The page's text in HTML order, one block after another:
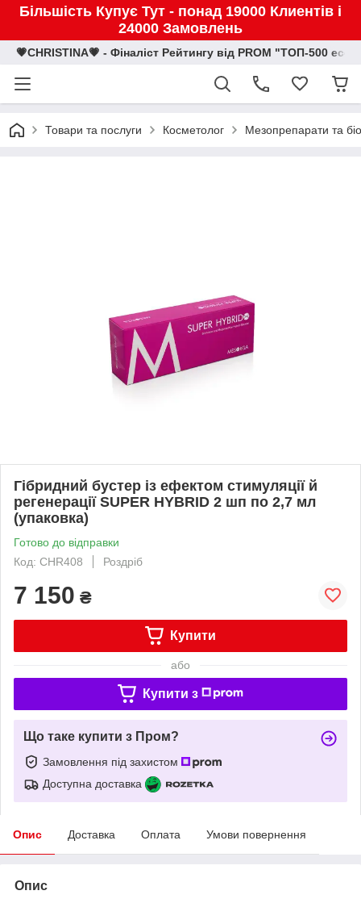
Більшість Купує Тут - понад 19000 Клиентів і
24000 Замовлень
💗CHRISTINA💗 - Фіналіст Рейтингу від PROM "ТОП-500
Товари та послуги Косметолог Мезопрепарати та
Гібридний бустер із ефектом стимуляції й
регенерації SUPER HYBRID 2 шп по 2,7 мл
(упаковка)
Готово до відправки
Код: CHR408
Роздріб
7 150 ₴
Купити
або
Купити з
Що таке купити з Пром?
Замовлення під захистом
Доступна доставка
Опис Доставка Оплата Умови повернення
Опис